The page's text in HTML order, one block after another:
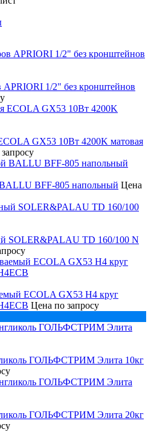
APRIORI 1/2" без кронштейнов
GX53 10Вт 4200K матовая
BFF-805 напольный Цена
SOLER&PALAU TD 160/100 N
ECOLA GX53 H4 круг
Цена по запросу
ГОЛЬФСТРИМ Элита 10кг
ГОЛЬФСТРИМ Элита 20кг